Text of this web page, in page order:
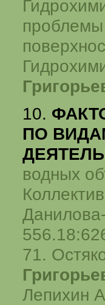
проблемы
10.
ПО
водных
71.
Лепихин